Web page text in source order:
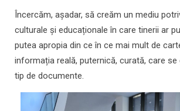
Încercăm, așadar, să creăm un mediu
culturale și educaționale în care tinerii ar
putea apropia din ce în ce mai mult de
informația reală, puternică, curată, care
tip de documente.